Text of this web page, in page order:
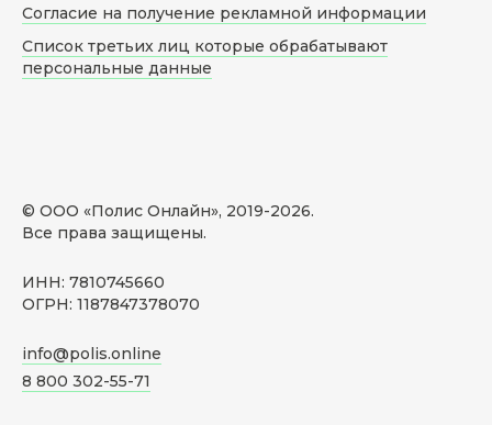
© ООО «Полис Онлайн», 2019-2026.
Все права защищены.
ИНН: 7810745660
ОГРН: 1187847378070
info@polis.online
8 800 302-55-71
Согласие на получение рекламной информации
Список третьих лиц которые обрабатывают
персональные данные